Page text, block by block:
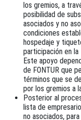
los gremios, a
posibilidad de
asociados y no
condiciones
hospedaje y
participación en la
Este apoyo
de FONTUR que
términos que se
por los gremios a
Posterior al
lista de
no asociados,